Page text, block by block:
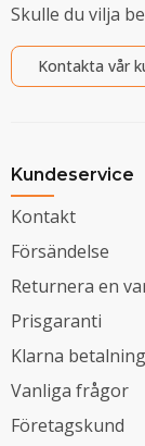
Skulle du vilja
Kontakta vår
Kundeservice
Kontakt
Försändelse
Returnera en
Prisgaranti
Klarna betalning
Vanliga frågor
Företagskund